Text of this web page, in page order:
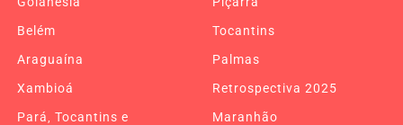
Belém
Tocantins
Araguaína
Palmas
Xambioá
Retrospectiva 2025
Pará, Tocantins e
Maranhão